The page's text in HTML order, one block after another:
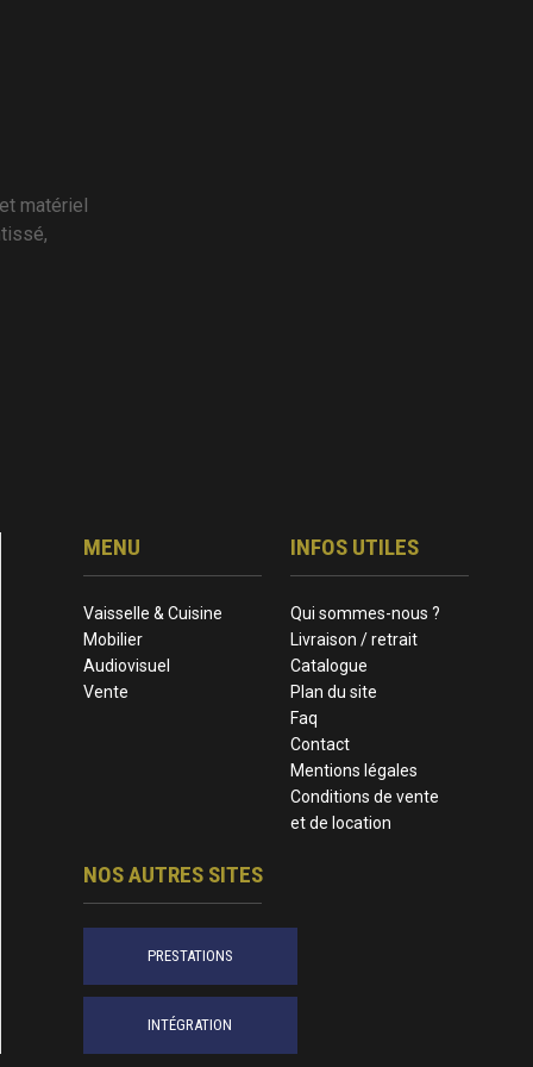
matériel
MENU
Vaisselle & Cuisine
Mobilier
Audiovisuel
Vente
INFOS UTILES
Qui sommes-nous ?
Livraison / retrait
Catalogue
Plan du site
Faq
Contact
Mentions légales
Conditions de vente
et de location
NOS AUTRES SITES
PRESTATIONS
INTÉGRATION